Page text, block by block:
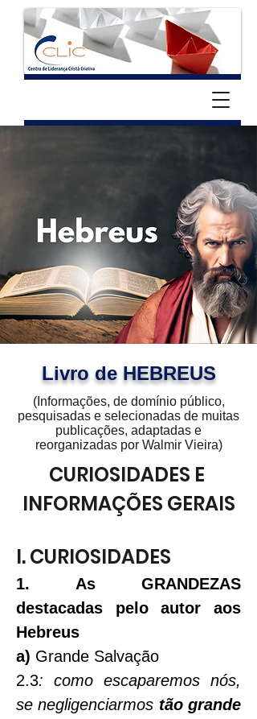
Livro de HEBREUS
(Informações, de domínio público,
pesquisadas e selecionadas de muitas
publicações, adaptadas e
reorganizadas por Walmir Vieira)
CURIOSIDADES E
INFORMAÇÕES GERAIS
I. CURIOSIDADES
1. As GRANDEZAS
destacadas pelo autor aos
Hebreus
a) Grande Salvação
2.3: como escaparemos nós,
se negligenciarmos tão grande